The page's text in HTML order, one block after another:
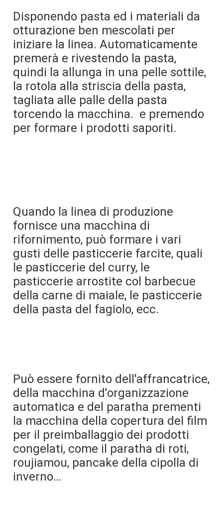
Disponendo pasta ed i materiali da
otturazione ben mescolati per
iniziare la linea. Automaticamente
premerà e rivestendo la pasta,
quindi la allunga in una pelle sottile,
la rotola alla striscia della pasta,
tagliata alle palle della pasta
torcendo la macchina.
  e premendo
per formare i prodotti saporiti.
Quando la linea di produzione
fornisce una macchina di
rifornimento, può formare i vari
gusti delle pasticcerie farcite, quali
le pasticcerie del curry, le
pasticcerie arrostite col barbecue
della carne di maiale, le pasticcerie
della pasta del fagiolo, ecc.
Può essere fornito dell'affrancatrice,
della macchina d'organizzazione
automatica e del paratha prementi
la macchina della copertura del film
per il preimballaggio dei prodotti
congelati, come il paratha di roti,
roujiamou, pancake della cipolla di
inverno…